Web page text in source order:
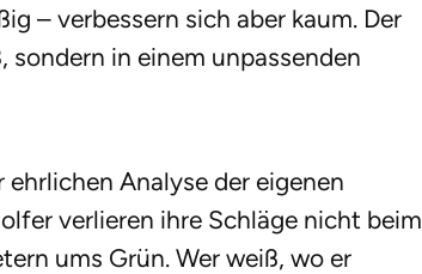
– verbessern sich aber kaum. Der
in einem unpassenden
Analyse der eigenen
verlieren ihre Schläge nicht beim
ums Grün. Wer weiß, wo er